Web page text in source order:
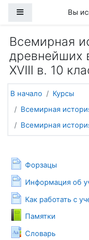
Боковая панель
Вы
Всемирная
древнейших
XVIII в. 10
В начало
Курсы
Всемирная
Всемирная
ОбщееФорзацыСтраница
Информация об
Как работать с
Памятки
Книга
СловарьГлоссарий